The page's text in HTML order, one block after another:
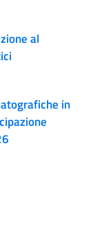
al
in